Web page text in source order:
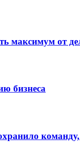
максимум от
бизнеса